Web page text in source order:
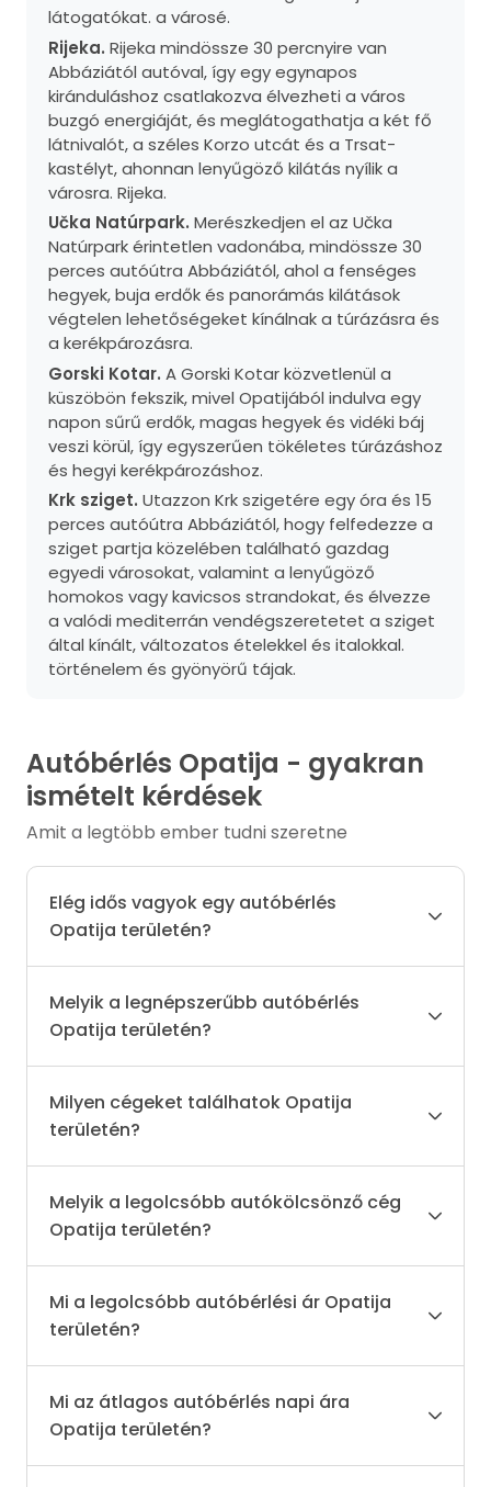
látogatókat. a városé.
Rijeka. Rijeka mindössze 30 percnyire van
Abbáziától autóval, így egy egynapos
kiránduláshoz csatlakozva élvezheti a város
buzgó energiáját, és meglátogathatja a két fő
látnivalót, a széles Korzo utcát és a Trsat-
kastélyt, ahonnan lenyűgöző kilátás nyílik a
városra. Rijeka.
Učka Natúrpark. Merészkedjen el az Učka
Natúrpark érintetlen vadonába, mindössze 30
perces autóútra Abbáziától, ahol a fenséges
hegyek, buja erdők és panorámás kilátások
végtelen lehetőségeket kínálnak a túrázásra és
a kerékpározásra.
Gorski Kotar. A Gorski Kotar közvetlenül a
küszöbön fekszik, mivel Opatijából indulva egy
napon sűrű erdők, magas hegyek és vidéki báj
veszi körül, így egyszerűen tökéletes túrázáshoz
és hegyi kerékpározáshoz.
Krk sziget. Utazzon Krk szigetére egy óra és 15
perces autóútra Abbáziától, hogy felfedezze a
sziget partja közelében található gazdag
egyedi városokat, valamint a lenyűgöző
homokos vagy kavicsos strandokat, és élvezze
a valódi mediterrán vendégszeretetet a sziget
által kínált, változatos ételekkel és italokkal.
történelem és gyönyörű tájak.
Autóbérlés Opatija - gyakran
ismételt kérdések
Amit a legtöbb ember tudni szeretne
Elég idős vagyok egy autóbérlés
Opatija területén?
Melyik a legnépszerűbb autóbérlés
Opatija területén?
Milyen cégeket találhatok Opatija
területén?
Melyik a legolcsóbb autókölcsönző cég
Opatija területén?
Mi a legolcsóbb autóbérlési ár Opatija
területén?
Mi az átlagos autóbérlés napi ára
Opatija területén?